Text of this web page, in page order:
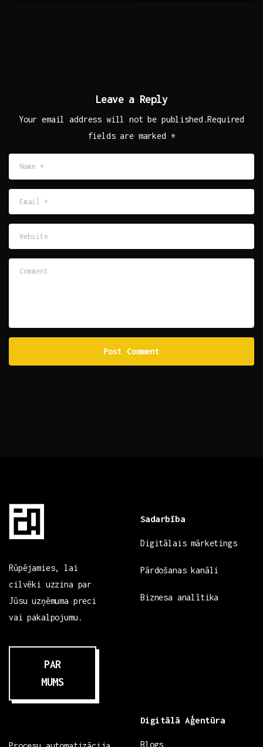
Leave a Reply
Your email address will not be published.Required
fields are marked *
*
Website
Rūpējamies, lai
cilvēki uzzina par
Jūsu uzņēmuma preci
vai pakalpojumu.
PAR
MUMS
Sadarbība
Digitālais mārketings
Pārdošanas kanāli
Biznesa analītika
Digitālā Aģentūra
Blogs